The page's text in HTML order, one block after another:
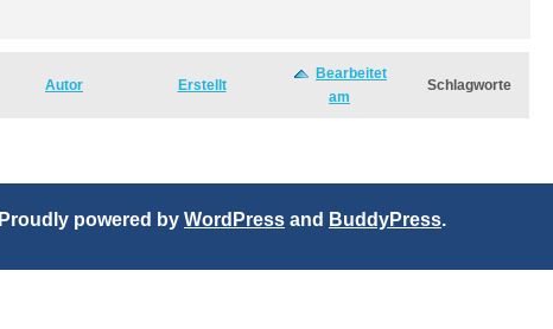
Autor Erstellt
Bearbeitet
am
Schlagworte
Proudly powered by WordPress and BuddyPress.